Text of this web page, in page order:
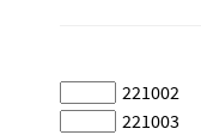
221002
221003